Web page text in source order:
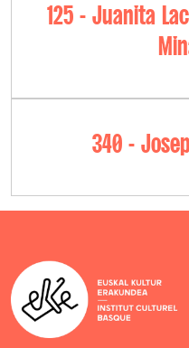
125 - Juanita
340 -